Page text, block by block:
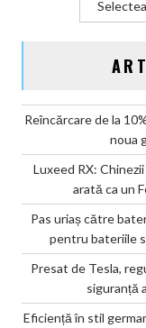
Reîncărcare de la
noua
Luxeed RX:
arată ca un
Pas uriaș către
pentru bateriile
Presat de Tesla,
siguranță
Eficiență în stil